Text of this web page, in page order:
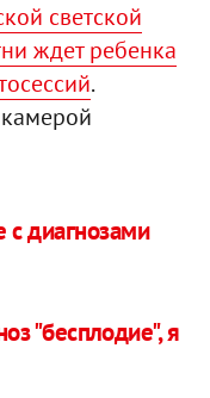
светской
ждет ребенка
.
с диагнозами
"бесплодие", я